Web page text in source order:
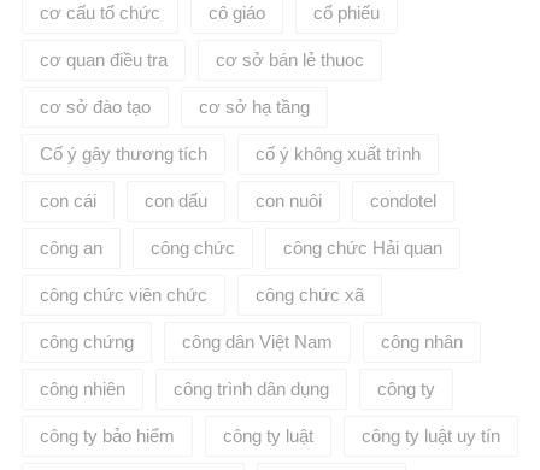
cơ cấu tổ chức cô giáo cổ phiếu
cơ quan điều tra cơ sở bán lẻ thuoc
cơ sở đào tạo cơ sở hạ tầng
Cố ý gây thương tích cố ý không xuất trình
con cái con dấu con nuôi condotel
công an công chức công chức Hải quan
công chức viên chức công chức xã
công chứng công dân Việt Nam công nhân
công nhiên công trình dân dụng công ty
công ty bảo hiểm công ty luật công ty luật uy tín